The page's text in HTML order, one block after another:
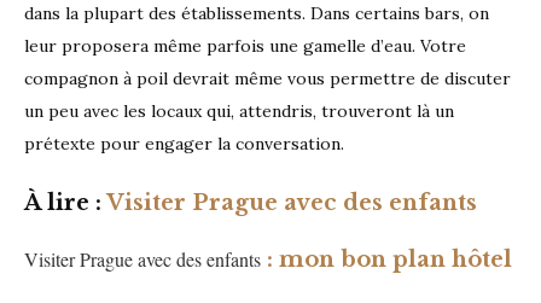
dans la plupart des établissements. Dans certains bars, on
leur proposera même parfois une gamelle d’eau. Votre
compagnon à poil devrait même vous permettre de discuter
un peu avec les locaux qui, attendris, trouveront là un
prétexte pour engager la conversation.
À lire :Visiter Prague avec des enfants
Visiter Prague avec desenfants : mon bon plan hôtel